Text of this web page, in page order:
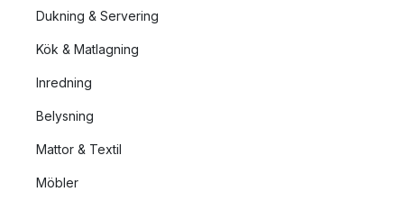
Dukning & Servering
Kök & Matlagning
Inredning
Belysning
Mattor & Textil
Möbler